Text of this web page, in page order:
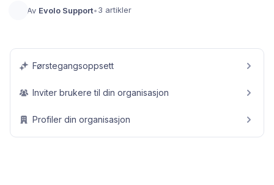
Av Evolo Support•3 artikler
Førstegangsoppsett
Inviter brukere til din organisasjon
Profiler din organisasjon